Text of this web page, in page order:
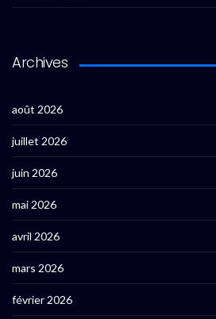
Archives
août 2026
juillet 2026
juin 2026
mai 2026
avril 2026
mars 2026
février 2026